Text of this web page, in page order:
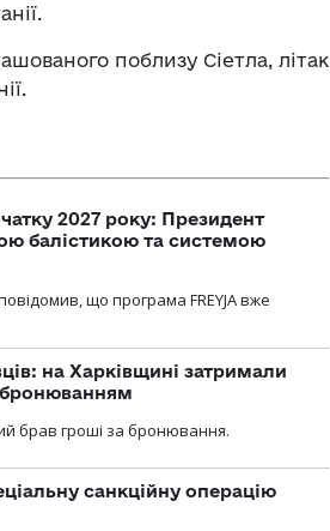
поблизу Сіетла, літак
2027 року: Президент
балістикою та системою
що програма FREYJA вже
на Харківщині затримали
бронюванням
брав гроші за бронювання.
санкційну операцію